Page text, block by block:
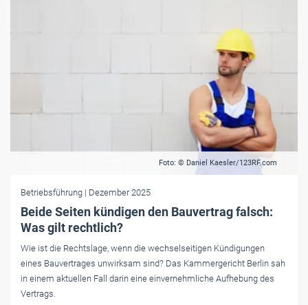
Foto: © Daniel Kaesler/123RF.com
Betriebsführung | Dezember 2025
Beide Seiten kündigen den Bauvertrag falsch:
Was gilt rechtlich?
Wie ist die Rechtslage, wenn die wechselseitigen Kündigungen
eines Bauvertrages unwirksam sind? Das Kammergericht Berlin sah
in einem aktuellen Fall darin eine einvernehmliche Aufhebung des
Vertrags.